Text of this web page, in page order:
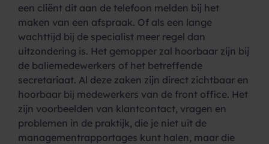
een cliënt dit aan de telefoon melden bij het
maken van een afspraak. Of als een lange
wachttijd bij de specialist meer regel dan
uitzondering is. Het gemopper zal hoorbaar zijn bij
de baliemedewerkers of het betreffende
secretariaat. Al deze zaken zijn direct zichtbaar en
hoorbaar bij medewerkers van de front office. Het
zijn voorbeelden van klantcontact, vragen en
problemen in de praktijk, die je niet uit de
managementrapportages kunt halen, maar die